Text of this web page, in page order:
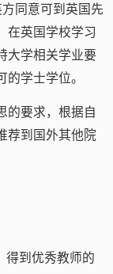
同意可到英国先
在英国学校学习
大学相关学业要
学士学位。
的要求，根据自
荐到国外其他院
得到优秀教师的